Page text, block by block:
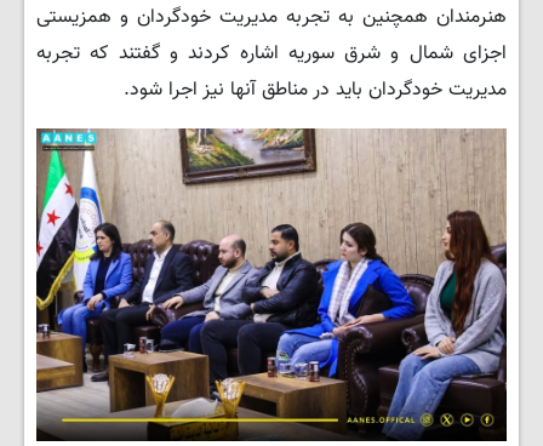
هنرمندان همچنین به تجربه مدیریت خودگردان و همزیستی
اجزای شمال و شرق سوریه اشاره کردند و گفتند که تجربه
مدیریت خودگردان باید در مناطق آنها نیز اجرا شود.